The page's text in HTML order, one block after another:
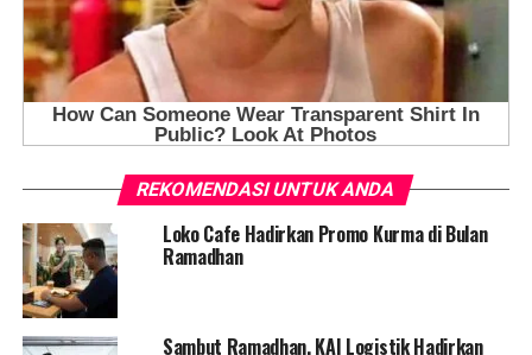
REKOMENDASI UNTUK ANDA
Loko Cafe Hadirkan Promo Kurma di Bulan
Ramadhan
Sambut Ramadhan, KAI Logistik Hadirkan